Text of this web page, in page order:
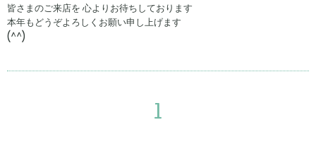
皆さまのご来店を 心よりお待ちしております
本年もどうぞよろしくお願い申し上げます
(^^)
1